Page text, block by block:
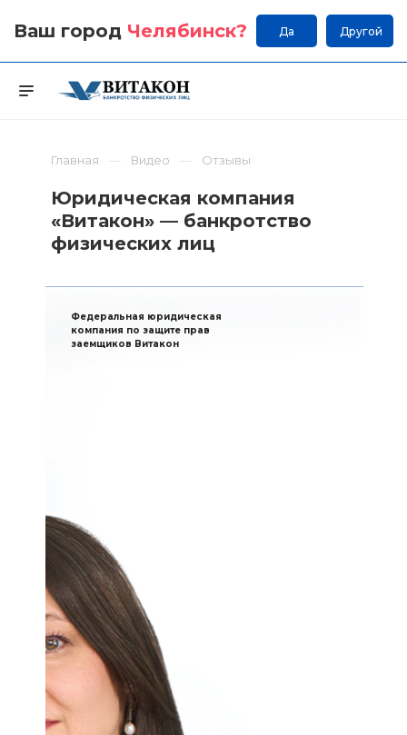
Ваш город Челябинск? Да Другой
Главная Видео Отзывы
Юридическая компания
«Витакон» — банкротство
физических лиц
Федеральная юридическая
компания по защите прав
заемщиков Витакон